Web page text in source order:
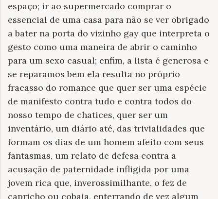
espaço; ir ao supermercado comprar o
essencial de uma casa para não se ver obrigado
a bater na porta do vizinho gay que interpreta o
gesto como uma maneira de abrir o caminho
para um sexo casual; enfim, a lista é generosa e
se reparamos bem ela resulta no próprio
fracasso do romance que quer ser uma espécie
de manifesto contra tudo e contra todos do
nosso tempo de chatices, quer ser um
inventário, um diário até, das trivialidades que
formam os dias de um homem afeito com seus
fantasmas, um relato de defesa contra a
acusação de paternidade infligida por uma
jovem rica que, inverossimilhante, o fez de
capricho ou cobaia, enterrando de vez algum